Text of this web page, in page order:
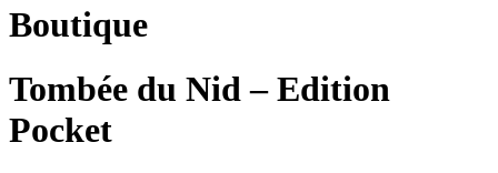
Boutique
Tombée du Nid – Edition
Pocket